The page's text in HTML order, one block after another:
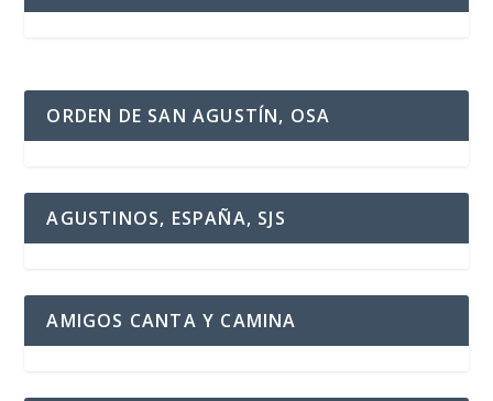
ORDEN DE SAN AGUSTÍN, OSA
AGUSTINOS, ESPAÑA, SJS
AMIGOS CANTA Y CAMINA